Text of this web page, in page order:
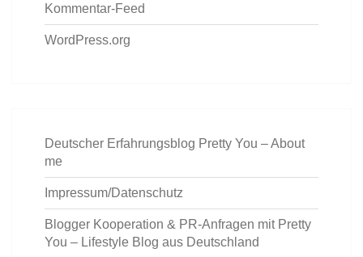
Kommentar-Feed
WordPress.org
Deutscher Erfahrungsblog Pretty You – About
me
Impressum/Datenschutz
Blogger Kooperation & PR-Anfragen mit Pretty
You – Lifestyle Blog aus Deutschland